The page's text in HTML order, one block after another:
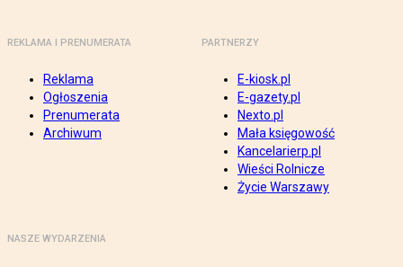
REKLAMA I PRENUMERATA
Reklama
Ogłoszenia
Prenumerata
Archiwum
PARTNERZY
E-kiosk.pl
E-gazety.pl
Nexto.pl
Mała księgowość
Kancelarierp.pl
Wieści Rolnicze
Życie Warszawy
NASZE WYDARZENIA